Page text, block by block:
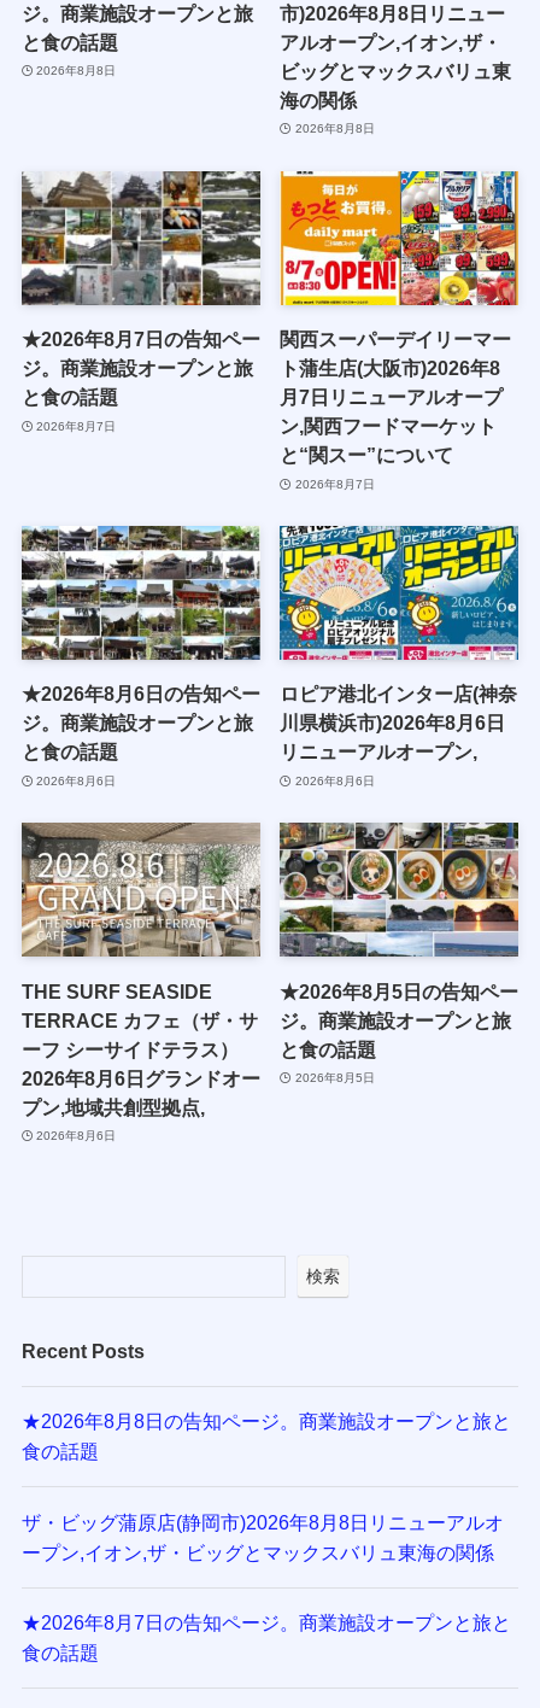
ジ。商業施設オープンと旅
と食の話題
2026年8月8日
市)2026年8月8日リニュー
アルオープン,イオン,ザ・
ビッグとマックスバリュ東
海の関係
2026年8月8日
★2026年8月7日の告知ペー
ジ。商業施設オープンと旅
と食の話題
2026年8月7日
関西スーパーデイリーマー
ト蒲生店(大阪市)2026年8
月7日リニューアルオープ
ン,関西フードマーケット
と“関スー”について
2026年8月7日
★2026年8月6日の告知ペー
ジ。商業施設オープンと旅
と食の話題
2026年8月6日
ロピア港北インター店(神奈
川県横浜市)2026年8月6日
リニューアルオープン,
2026年8月6日
THE SURF SEASIDE
TERRACE カフェ（ザ・サ
ーフ シーサイドテラス）
2026年8月6日グランドオー
プン,地域共創型拠点,
2026年8月6日
★2026年8月5日の告知ペー
ジ。商業施設オープンと旅
と食の話題
2026年8月5日
検索
Recent Posts
★2026年8月8日の告知ページ。商業施設オープンと旅と
食の話題
ザ・ビッグ蒲原店(静岡市)2026年8月8日リニューアルオ
ープン,イオン,ザ・ビッグとマックスバリュ東海の関係
★2026年8月7日の告知ページ。商業施設オープンと旅と
食の話題